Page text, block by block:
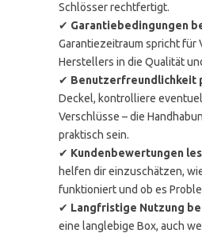
Schlösser rechtfertigt.
✔ Garantiebedingungen
Garantiezeitraum spricht für
Herstellers in die Qualität
✔ Benutzerfreundlichkeit
Deckel, kontrolliere
Verschlüsse – die
praktisch sein.
✔ Kundenbewertungen
helfen dir einzuschätzen,
funktioniert und ob es
✔ Langfristige Nutzung
eine langlebige Box, auch